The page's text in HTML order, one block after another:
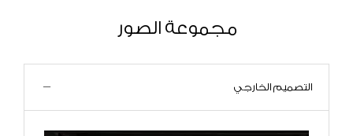
مجموعة الصور
التصميم الخارجي